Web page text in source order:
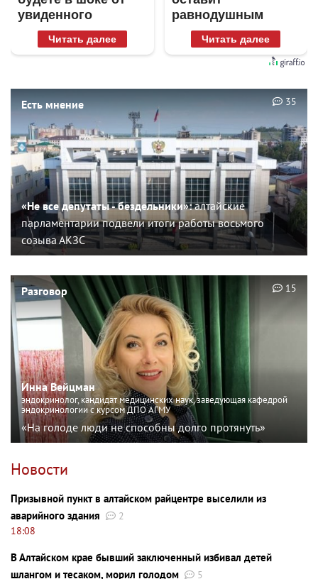
увиденного
Читать далее
равнодушным
Читать далее
Есть мнение
«Не все депутаты - бездельники»:алтайские
парламентарии подвели итоги работы восьмого
созыва АКЗС
35
Разговор
Инна Вейцман
эндокринолог, кандидат медицинских наук, заведующая кафедрой
эндокринологии с курсом ДПО АГМУ
«На голоде люди не способны долго протянуть»
15
Новости
Призывной пункт в алтайском райцентре выселили из
аварийного здания
2
18:08
В Алтайском крае бывший заключенный избивал детей
шлангом и тесаком, морил голодом
5